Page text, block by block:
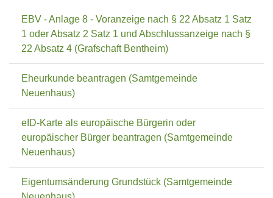
EBV - Anlage 8 - Voranzeige nach § 22 Absatz 1 Satz
1 oder Absatz 2 Satz 1 und Abschlussanzeige nach §
22 Absatz 4 (Grafschaft Bentheim)
Eheurkunde beantragen (Samtgemeinde
Neuenhaus)
eID-Karte als europäische Bürgerin oder
europäischer Bürger beantragen (Samtgemeinde
Neuenhaus)
Eigentumsänderung Grundstück (Samtgemeinde